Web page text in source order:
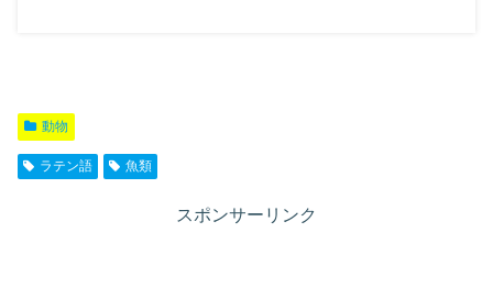
動物
ラテン語 魚類
スポンサーリンク